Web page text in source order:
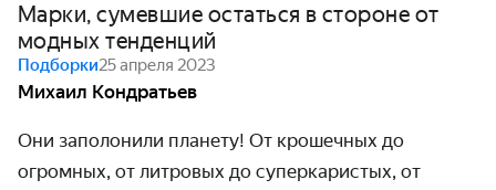
Марки, сумевшие остаться в стороне от
модных тенденций
Подборки25 апреля 2023
Михаил Кондратьев
Они заполонили планету! От крошечных до
огромных, от литровых до супер­каристых, от